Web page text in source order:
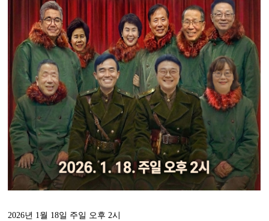
2026년 1월 18일 주일 오후 2시